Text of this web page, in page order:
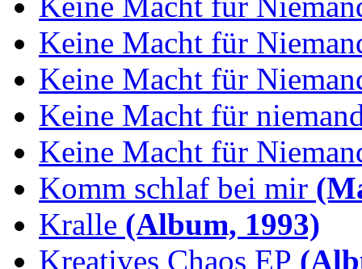
Keine Macht für
Keine Macht für
Keine Macht für
Keine Macht für
Komm schlaf bei mir
Kralle (Album, 1993)
Kreatives Chaos EP